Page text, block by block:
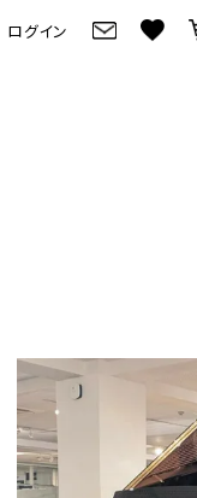
ログイン
採用情報
岡崎トップページ
東京トップページ